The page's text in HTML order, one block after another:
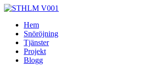
Skip
contentHem
Snöröjning
Tjänster
Projekt
Blogg